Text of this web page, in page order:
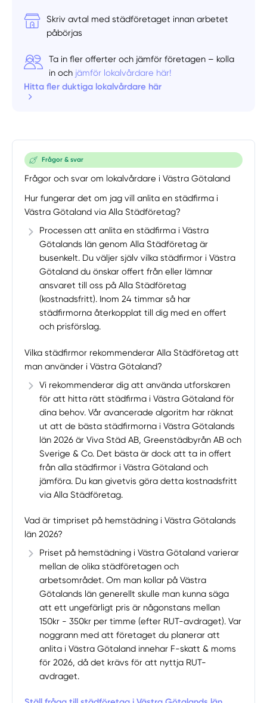
Skriv avtal med städföretaget innan arbetet
påbörjas
Ta in fler offerter och jämför företagen – kolla
in och jämför lokalvårdare här!
Hitta fler duktiga lokalvårdare här
Frågor & svar
Frågor och svar om lokalvårdare i Västra Götaland
Hur fungerar det om jag vill anlita en städfirma i
Västra Götaland via Alla Städföretag?
Processen att anlita en städfirma i Västra
Götalands län genom Alla Städföretag är
busenkelt. Du väljer själv vilka städfirmor i Västra
Götaland du önskar offert från eller lämnar
ansvaret till oss på Alla Städföretag
(kostnadsfritt). Inom 24 timmar så har
städfirmorna återkopplat till dig med en offert
och prisförslag.
Vilka städfirmor rekommenderar Alla Städföretag att
man använder i Västra Götaland?
Vi rekommenderar dig att använda utforskaren
för att hitta rätt städfirma i Västra Götaland för
dina behov. Vår avancerade algoritm har räknat
ut att de bästa städfirmorna i Västra Götalands
län 2026 är Viva Städ AB, Greenstädbyrån AB och
Sverige & Co. Det bästa är dock att ta in offert
från alla städfirmor i Västra Götaland och
jämföra. Du kan givetvis göra detta kostnadsfritt
via Alla Städföretag.
Vad är timpriset på hemstädning i Västra Götalands
län 2026?
Priset på hemstädning i Västra Götaland varierar
mellan de olika städföretagen och
arbetsområdet. Om man kollar på Västra
Götalands län generellt skulle man kunna säga
att ett ungefärligt pris är någonstans mellan
150kr - 350kr per timme (efter RUT-avdraget). Var
noggrann med att företaget du planerar att
anlita i Västra Götaland innehar F-skatt & moms
för 2026, då det krävs för att nyttja RUT-
avdraget.